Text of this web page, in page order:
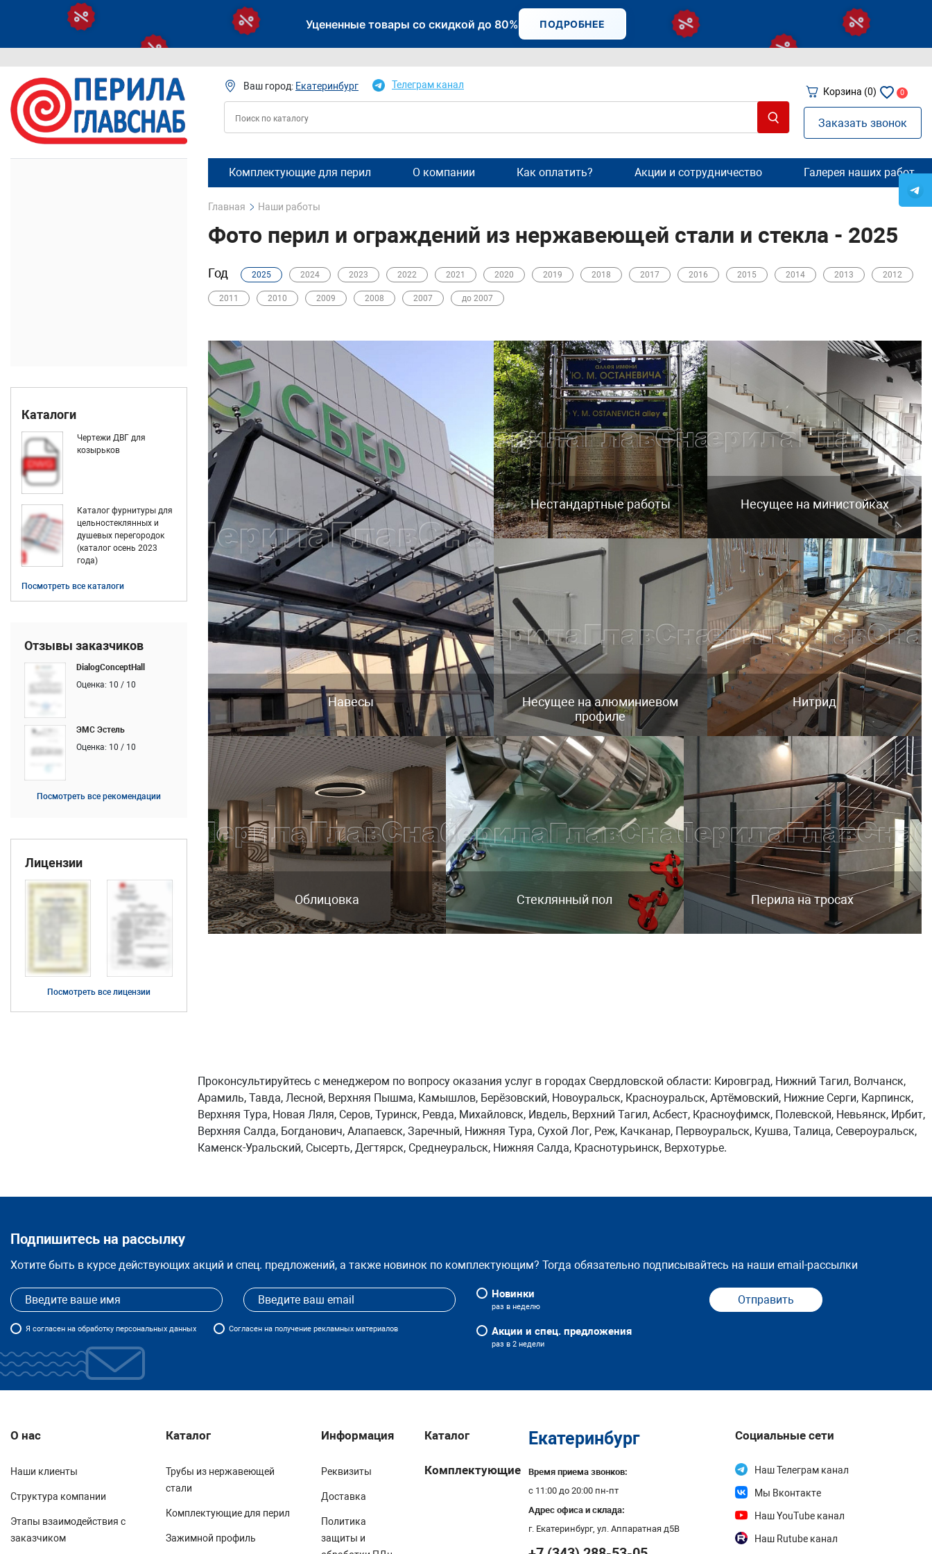
Уцененные товары со скидкой до 80% ПОДРОБНЕЕ
Ваш город: Екатеринбург Телеграм канал
Корзина (0) 0
Заказать звонок
Каталоги
Чертежи ДВГ для
козырьков
Каталог фурнитуры для
цельностеклянных и
душевых перегородок
(каталог осень 2023
года)
Посмотреть все каталоги
Отзывы заказчиков
DialogConceptHall
Оценка: 10 / 10
ЭМС Эстель
Оценка: 10 / 10
Посмотреть все рекомендации
Лицензии
Посмотреть все лицензии
Комплектующие для перил О компании Как оплатить? Акции и сотрудничество Галерея наших работ
Главная Наши работы
Фото перил и ограждений из нержавеющей стали и стекла - 2025
Год 2025 2024 2023 2022 2021 2020 2019 2018 2017 2016 2015 2014 2013 2012
2011 2010 2009 2008 2007 до 2007
Навесы
Нестандартные работы
Несущее на алюминиевом
профиле
Несущее на министойках
Нитрид
Облицовка Стеклянный пол Перила на тросах
Проконсультируйтесь с менеджером по вопросу оказания услуг в городах Свердловской области: Кировград, Нижний Тагил, Волчанск,
Арамиль, Тавда, Лесной, Верхняя Пышма, Камышлов, Берёзовский, Новоуральск, Красноуральск, Артёмовский, Нижние Серги, Карпинск,
Верхняя Тура, Новая Ляля, Серов, Туринск, Ревда, Михайловск, Ивдель, Верхний Тагил, Асбест, Красноуфимск, Полевской, Невьянск, Ирбит,
Верхняя Салда, Богданович, Алапаевск, Заречный, Нижняя Тура, Сухой Лог, Реж, Качканар, Первоуральск, Кушва, Талица, Североуральск,
Каменск-Уральский, Сысерть, Дегтярск, Среднеуральск, Нижняя Салда, Краснотурьинск, Верхотурье.
Подпишитесь на рассылку
Хотите быть в курсе действующих акций и спец. предложений, а также новинок по комплектующим? Тогда обязательно подписывайтесь на наши email-рассылки
Я согласен на обработку персональных данных Согласен на получение рекламных материалов
Новинки
раз в неделю
Акции и спец. предложения
раз в 2 недели
Отправить
О нас
Наши клиенты
Структура компании
Этапы взаимодействия с
заказчиком
Каталог
Трубы из нержавеющей
стали
Комплектующие для перил
Зажимной профиль
Информация
Реквизиты
Доставка
Политика
защиты и
Каталог
Комплектующие
Екатеринбург
Время приема звонков:
с 11:00 до 20:00 пн-пт
Адрес офиса и склада:
г. Екатеринбург, ул. Аппаратная д5В
Социальные сети
Наш Телеграм канал
Мы Вконтакте
Наш YouTube канал
Наш Rutube канал